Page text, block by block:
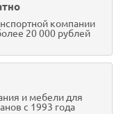
компании
20 000 рублей
и мебели для
с 1993 года